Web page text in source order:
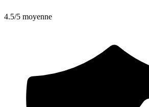
4.5/5 moyenne